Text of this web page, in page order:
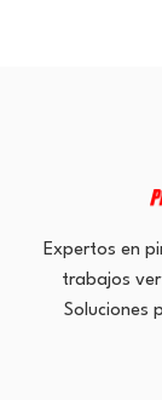
Expertos en
trabajos
Soluciones